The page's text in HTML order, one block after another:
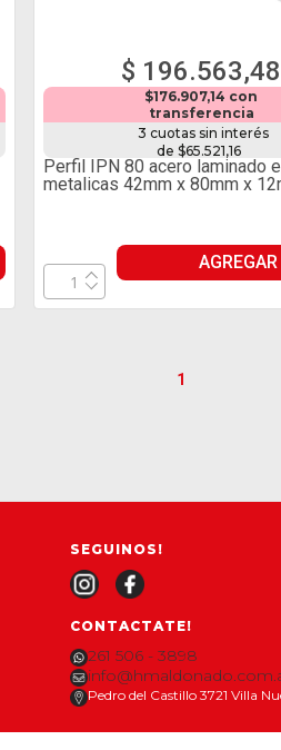
$ 196.563,48
$176.907,14 con
transferencia
3 cuotas sin interés
de $65.521,16
Perfil IPN 80 acero laminado
metalicas 42mm x 80mm x
AGREGAR
1
SEGUINOS!
CONTACTATE!
261 506 - 3898
Pedro del Castillo 3721 Villa